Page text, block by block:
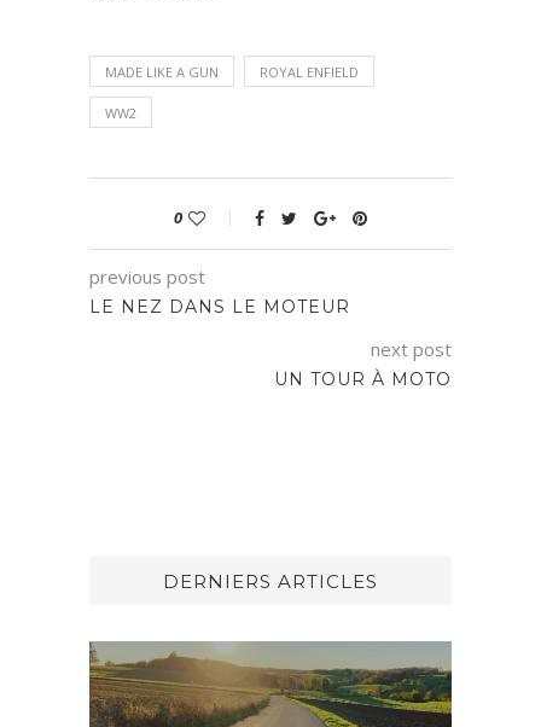
MADE LIKE A GUN ROYAL ENFIELD
WW2
0
previous post
LE NEZ DANS LE MOTEUR
next post
UN TOUR À MOTO
DERNIERS ARTICLES